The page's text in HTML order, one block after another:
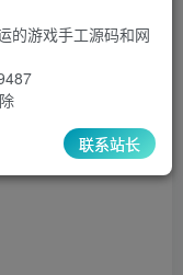
至尊会员￥10
的游戏手工源码和网
联系站长